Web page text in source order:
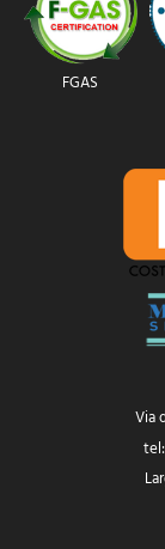
FGAS
Via
tel: